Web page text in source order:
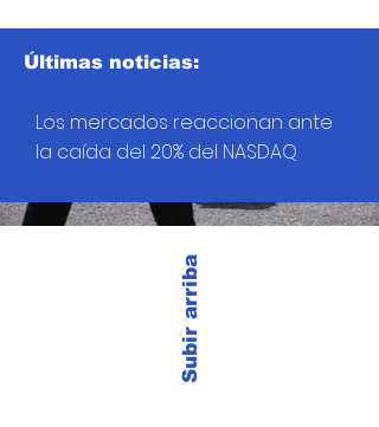
Subir arriba
Últimas noticias:
Los mercados reaccionan ante
la caída del 20% del NASDAQ